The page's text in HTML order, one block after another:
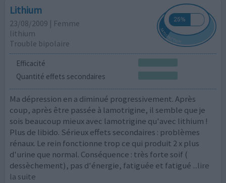
Lithium
23/08/2009 | Femme
lithium
Trouble bipolaire
Efficacité
Quantité effets secondaires
Ma dépression en a diminué progressivement. Après
coup, après être passée à lamotrigine, il semble que je
sois beaucoup mieux avec lamotrigine qu'avec lithium !
Plus de libido. Sérieux effets secondaires : problèmes
rénaux. Le rein fonctionne trop ce qui produit 2 x plus
d'urine que normal. Conséquence : très forte soif (
dessèchement), pas d'énergie, fatiguée et fatigué ...lire
la suite